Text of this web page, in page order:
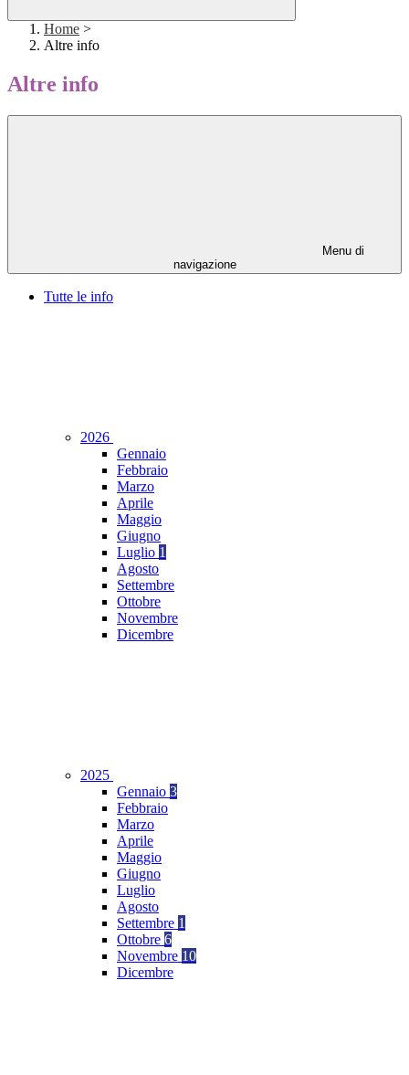
Home >
Altre info
Altre info
Menu di
navigazione
Tutte le info
2026
Gennaio
Febbraio
Marzo
Aprile
Maggio
Giugno
Luglio 1
Agosto
Settembre
Ottobre
Novembre
Dicembre
2025
Gennaio 3
Febbraio
Marzo
Aprile
Maggio
Giugno
Luglio
Agosto
Settembre 1
Ottobre 6
Novembre 10
Dicembre